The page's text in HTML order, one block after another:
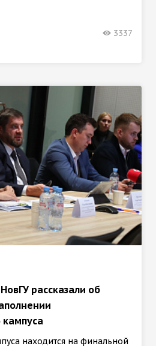
3337
рассказали об
кампуса
находится на финальной